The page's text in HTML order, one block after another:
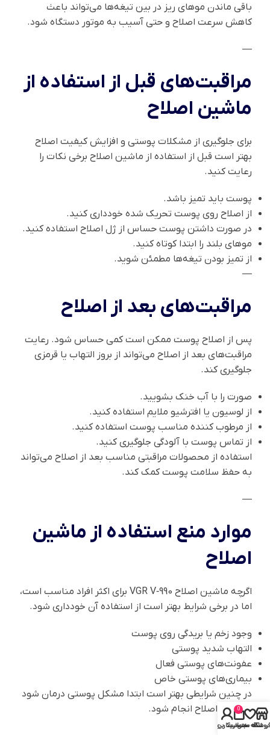
باقی ماندن موهای ریز در بین تیغه‌ها می‌تواند باعث
کاهش سرعت اصلاح و حتی آسیب به موتور دستگاه شود.
—
مراقبت‌های قبل از استفاده از
ماشین اصلاح
برای جلوگیری از مشکلات پوستی و افزایش کیفیت اصلاح
بهتر است قبل از استفاده از ماشین اصلاح برخی نکات را
رعایت کنید.
پوست باید تمیز باشد.
از اصلاح روی پوست تحریک شده خودداری کنید.
در صورت داشتن پوست حساس از ژل اصلاح استفاده کنید.
موهای بلند را ابتدا کوتاه کنید.
از تمیز بودن تیغه‌ها مطمئن شوید.
—
مراقبت‌های بعد از اصلاح
پس از اصلاح پوست ممکن است کمی حساس شود. رعایت
مراقبت‌های بعد از اصلاح می‌تواند از بروز التهاب یا قرمزی
جلوگیری کند.
صورت را با آب خنک بشویید.
از لوسیون یا افترشیو ملایم استفاده کنید.
از مرطوب کننده مناسب پوست استفاده کنید.
از تماس پوست با آلودگی جلوگیری کنید.
استفاده از محصولات مراقبتی مناسب بعد از اصلاح می‌تواند
به حفظ سلامت پوست کمک کند.
—
موارد منع استفاده از ماشین
اصلاح
اگرچه ماشین اصلاح VGR V‑990 برای اکثر افراد مناسب است،
اما در برخی شرایط بهتر است از استفاده آن خودداری شود.
وجود زخم یا بریدگی روی پوست
التهاب شدید پوستی
عفونت‌های پوستی فعال
بیماری‌های پوستی خاص
در چنین شرایطی بهتر است ابتدا مشکل پوستی درمان شود
و سپس اصلاح انجام شود.
فروشگاه
علاقه مندی
0
سبد خرید
حساب کاربری من